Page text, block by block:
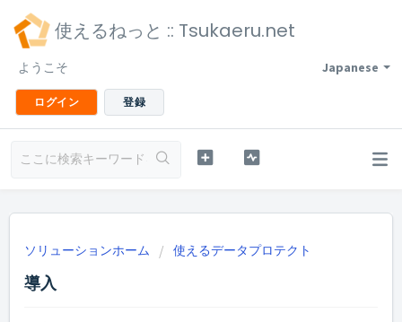
使えるねっと :: Tsukaeru.net
Japanese
ようこそ
ログイン 登録
ソリューションホーム 使えるデータプロテクト
導入